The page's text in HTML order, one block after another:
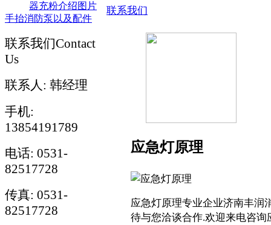
器充粉介绍图片
手抬消防泵以及配件
联系我们Contact
Us
联系人: 韩经理
手机:
13854191789
电话: 0531-
82517728
传真: 0531-
82517728
联系我们
应急灯原理
应急灯原理专业企业济南丰润
待与您洽谈合作.欢迎来电咨询